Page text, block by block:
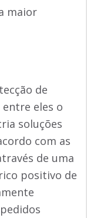
maior
de
eles o
soluções
com as
de uma
positivo de